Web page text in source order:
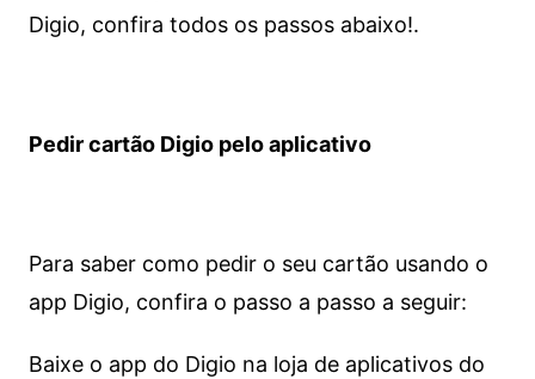
Digio, confira todos os passos abaixo!.
Pedir cartão Digio pelo aplicativo
Para saber como pedir o seu cartão usando o
app Digio, confira o passo a passo a seguir:
Baixe o app do Digio na loja de aplicativos do